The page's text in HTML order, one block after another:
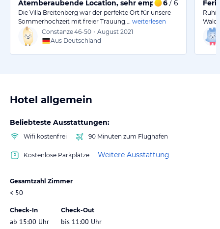
Atemberaubende Location, sehr empfehlenswert!
6 / 6
Die Villa Breitenberg war der perfekte Ort für unsere
Sommerhochzeit mit freier Trauung.…
weiterlesen
Constanze46-50 • August 2021
Aus Deutschland
Hotel allgemein
Beliebteste Ausstattungen:
Wifi kostenfrei 90 Minuten zum Flughafen
Kostenlose Parkplätze Weitere Ausstattung
Gesamtzahl Zimmer
< 50
Check-In
ab 15:00 Uhr
Check-Out
bis 11:00 Uhr